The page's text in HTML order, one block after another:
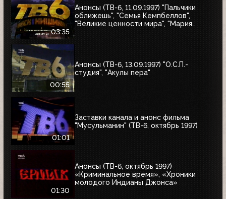
03:35
Анонсы (ТВ-6, 11.09.1997) "Пальчики
оближешь", "Семья Кемпбеллов",
"Великие ценности мира", "Мария
00:55
Анонсы (ТВ-6, 13.09.1997) "О.С.П.-
студия", "Акулы пера"
01:01
Заставки канала и анонс фильма
"Мусульманин" (ТВ-6, октябрь 1997)
01:30
Анонсы (ТВ-6, октябрь 1997)
«Криминальное время», «Хроники
молодого Индианы Джонса»